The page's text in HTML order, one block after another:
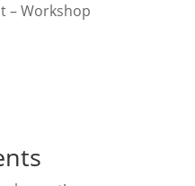
– Workshop